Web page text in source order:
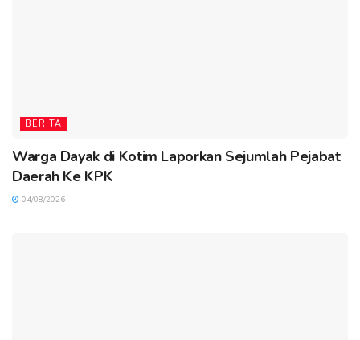
BERITA
Warga Dayak di Kotim Laporkan Sejumlah Pejabat
Daerah Ke KPK
04/08/2026